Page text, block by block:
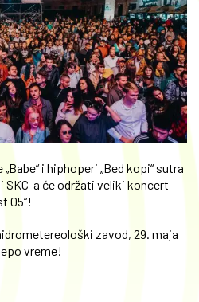
i hiphoperi „Bed kopi“ sutra
SKC-a će održati veliki koncert
05“!
zavod, 29. maja
vreme!